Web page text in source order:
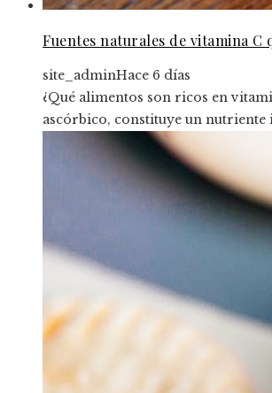
Fuentes naturales de vitamina
site_adminHace 6 días
¿Qué alimentos son ricos en
ascórbico, constituye un nutriente